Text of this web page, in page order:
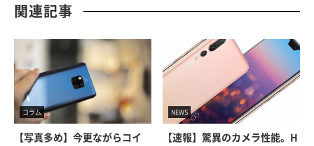
関連記事
コラム
【写真多め】今更ながらコイ
NEWS
【速報】驚異のカメラ性能。H